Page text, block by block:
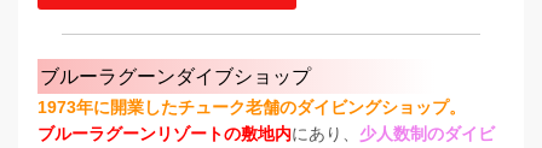
ブルーラグーンダイブショップ
1973年に開業したチューク老舗のダイビングショップ。
ブルーラグーンリゾートの敷地内にあり、 少人数制のダイビ